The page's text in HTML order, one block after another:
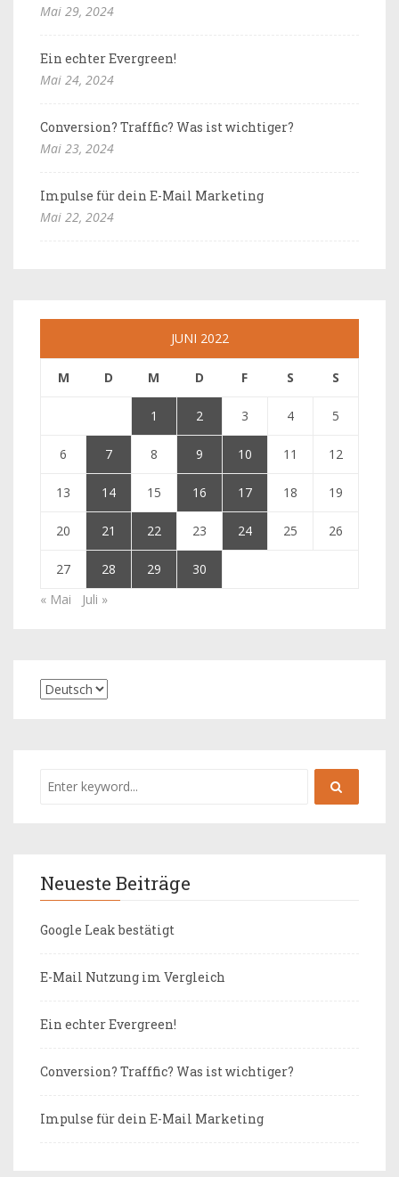
Mai 29, 2024
Ein echter Evergreen!
Mai 24, 2024
Conversion? Trafffic? Was ist wichtiger?
Mai 23, 2024
Impulse für dein E-Mail Marketing
Mai 22, 2024
JUNI 2022
M D M D F S S
1 2 3 4 5
6 7 8 9 10 11 12
13 14 15 16 17 18 19
20 21 22 23 24 25 26
27 28 29
30
« Mai
Juli »
Neueste Beiträge
Google Leak bestätigt
E-Mail Nutzung im Vergleich
Ein echter Evergreen!
Conversion? Trafffic? Was ist wichtiger?
Impulse für dein E-Mail Marketing